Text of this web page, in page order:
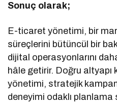
Sonuç olarak;
E-ticaret yönetimi, bir
süreçlerini bütüncül bir
dijital operasyonlarını
hâle getirir. Doğru altyapı
yönetimi, stratejik
deneyimi odaklı planlama